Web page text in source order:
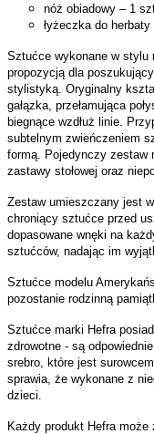
nóż obiadowy – 1
łyżeczka do
Sztućce wykonane w stylu
propozycją dla
stylistyką. Oryginalny
gałązka, przełamująca
biegnące wzdłuż linie.
subtelnym zwieńczeniem
formą. Pojedynczy zestaw
zastawy stołowej oraz
Zestaw umieszczany jest
chroniący sztućce przed
dopasowane wnęki na
sztućców, nadając im
Sztućce modelu
pozostanie rodzinną
Sztućce marki Hefra
zdrowotne - są
srebro, które jest
sprawia, że wykonane z
dzieci.
Każdy produkt Hefra